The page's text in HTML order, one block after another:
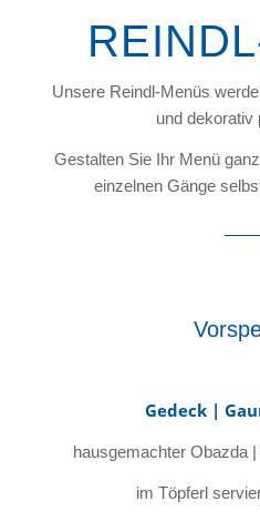
Unsere Reindl-Menüs
und dekorativ
Gestalten Sie Ihr Menü
einzelnen Gänge
Gedeck |
hausgemachter Obazda
im Töpferl